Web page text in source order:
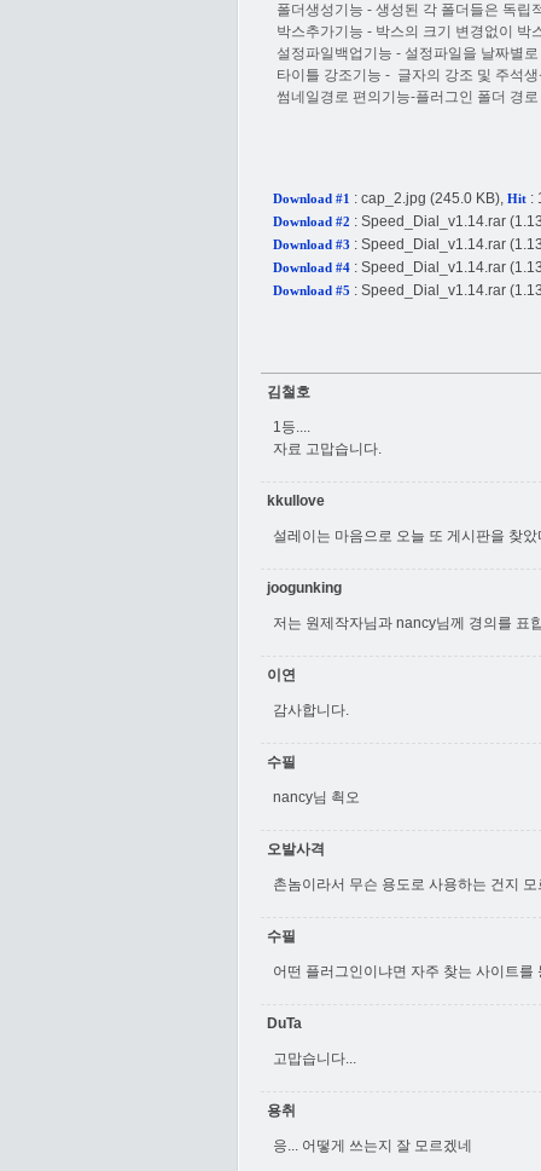
폴더생성기능 - 생성된 각 폴더들은 독립
박스추가기능 - 박스의 크기 변경없이 박
설정파일백업기능 - 설정파일을 날짜별
타이틀 강조기능 - 글자의 강조 및 주석
썸네일경로 편의기능-플러그인 폴더 경
Download #1 : cap_2.jpg (245.0 KB), Hit :
Download #2 : Speed_Dial_v1.14.rar
Download #3 : Speed_Dial_v1.14.rar
Download #4 : Speed_Dial_v1.14.rar
Download #5 : Speed_Dial_v1.14.rar
김철호
1등....
자료 고맙습니다.
kkullove
설레이는 마음으로 오늘 또 게시판을 찾
joogunking
저는 원제작자님과 nancy님께 경의를 표
이연
감사합니다.
수필
nancy님 쵝오
오발사격
촌놈이라서 무슨 용도로 사용하는 건지
수필
어떤 플러그인이냐면 자주 찾는 사이트
DuTa
고맙습니다...
용취
응... 어떻게 쓰는지 잘 모르겠네